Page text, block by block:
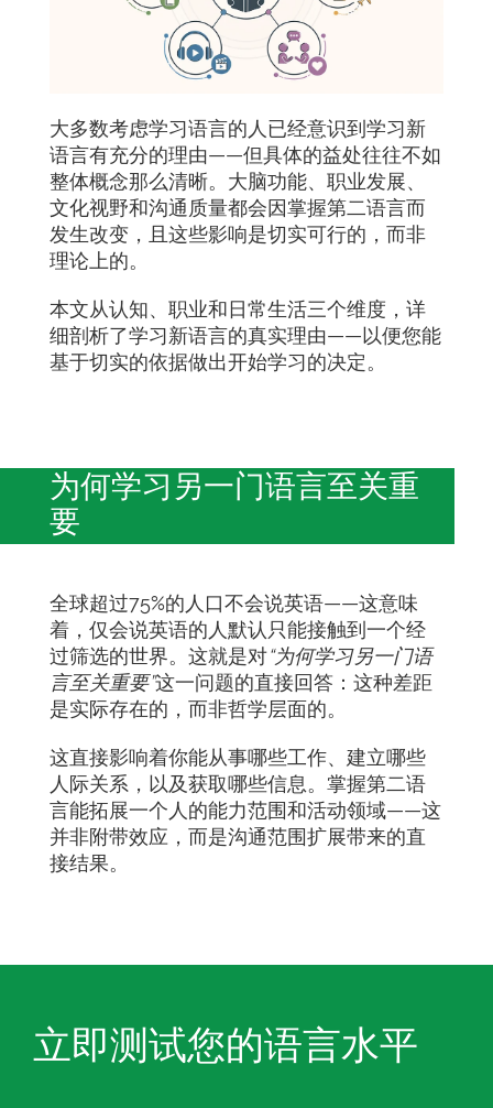
大多数考虑学习语言的人已经意识到学习新
语言有充分的理由——但具体的益处往往不如
整体概念那么清晰。大脑功能、职业发展、
文化视野和沟通质量都会因掌握第二语言而
发生改变，且这些影响是切实可行的，而非
理论上的。
本文从认知、职业和日常生活三个维度，详
细剖析了学习新语言的真实理由——以便您能
基于切实的依据做出开始学习的决定。
为何学习另一门语言至关重
要
全球超过75%的人口不会说英语——这意味
着，仅会说英语的人默认只能接触到一个经
过筛选的世界。这就是对“为何学习另一门语
言至关重要”这一问题的直接回答：这种差距
是实际存在的，而非哲学层面的。
这直接影响着你能从事哪些工作、建立哪些
人际关系，以及获取哪些信息。掌握第二语
言能拓展一个人的能力范围和活动领域——这
并非附带效应，而是沟通范围扩展带来的直
接结果。
立即测试您的语言水平